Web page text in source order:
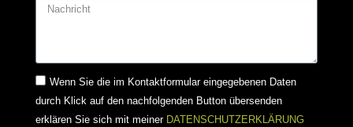
Wenn Sie die im Kontaktformular eingegebenen Daten
durch Klick auf den nachfolgenden Button übersenden
erklären Sie sich mit meiner DATENSCHUTZERKLÄRUNG